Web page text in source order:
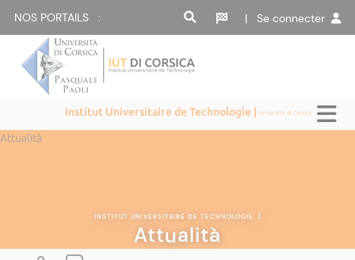
NOS PORTAILS : | Se connecter
Institut Universitaire de Technologie |Università di Corsica
Attualità
INSTITUT UNIVERSITAIRE DE TECHNOLOGIE |
Attualità